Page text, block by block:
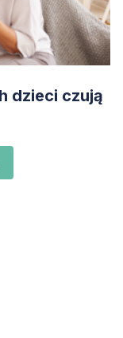
dzieci czują